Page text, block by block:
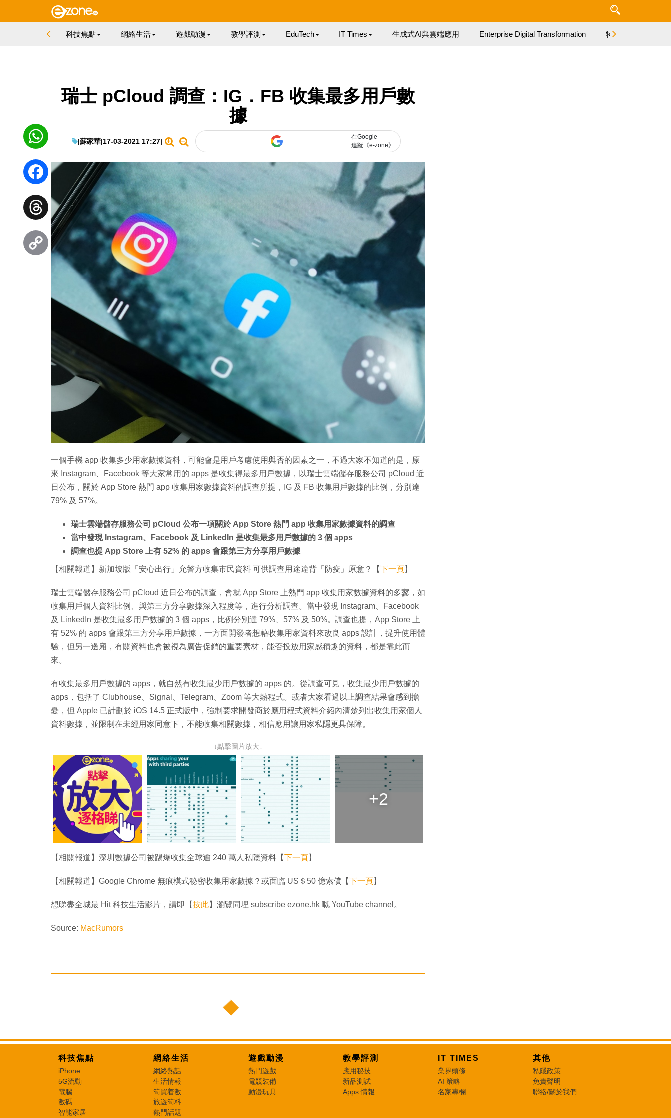
科技焦點 網絡生活 遊戲動漫 教學評測 EduTech IT Times 生成式AI與雲端應用 Enterprise Digital Transformation 特集
瑞士 pCloud 調查：IG．FB 收集最多用戶數
據
|蘇家華|17-03-2021 17:27|
在Google
追蹤《e-zone》
一個手機 app 收集多少用家數據資料，可能會是用戶考慮使用與否的因素之一，不過大家不知道的是，原
來 Instagram、Facebook 等大家常用的 apps 是收集得最多用戶數據，以瑞士雲端儲存服務公司 pCloud 近
日公布，關於 App Store 熱門 app 收集用家數據資料的調查所提，IG 及 FB 收集用戶數據的比例，分別達
79% 及 57%。
瑞士雲端儲存服務公司 pCloud 公布一項關於 App Store 熱門 app 收集用家數據資料的調查
當中發現 Instagram、Facebook 及 LinkedIn 是收集最多用戶數據的 3 個 apps
調查也提 App Store 上有 52% 的 apps 會跟第三方分享用戶數據
【相關報道】新加坡版「安心出行」允警方收集市民資料 可供調查用途違背「防疫」原意？【下一頁】
瑞士雲端儲存服務公司 pCloud 近日公布的調查，會就 App Store 上熱門 app 收集用家數據資料的多寥，如
收集用戶個人資料比例、與第三方分享數據深入程度等，進行分析調查。當中發現 Instagram、Facebook
及 LinkedIn 是收集最多用戶數據的 3 個 apps，比例分別達 79%、57% 及 50%。調查也提，App Store 上
有 52% 的 apps 會跟第三方分享用戶數據，一方面開發者想藉收集用家資料來改良 apps 設計，提升使用體
驗，但另一邊廂，有關資料也會被視為廣告促銷的重要素材，能否投放用家感積趣的資料，都是靠此而
來。
有收集最多用戶數據的 apps，就自然有收集最少用戶數據的 apps 的。從調查可見，收集最少用戶數據的
apps，包括了 Clubhouse、Signal、Telegram、Zoom 等大熱程式。或者大家看過以上調查結果會感到擔
憂，但 Apple 已計劃於 iOS 14.5 正式版中，強制要求開發商於應用程式資料介紹內清楚列出收集用家個人
資料數據，並限制在未經用家同意下，不能收集相關數據，相信應用讓用家私隱更具保障。
↓點擊圖片放大↓
+2
【相關報道】深圳數據公司被踢爆收集全球逾 240 萬人私隱資料【下一頁】
【相關報道】Google Chrome 無痕模式秘密收集用家數據？或面臨 US＄50 億索償【下一頁】
想睇盡全城最 Hit 科技生活影片，請即【按此】瀏覽同埋 subscribe ezone.hk 嘅 YouTube channel。
Source: MacRumors
WhatsApp
Facebook
Threads
科技焦點
iPhone
5G流動
電腦
數碼
智能家居
網絡生活
網絡熱話
生活情報
筍買着數
旅遊筍料
熱門話題
遊戲動漫
熱門遊戲
電競裝備
動漫玩具
教學評測
應用秘技
新品測試
Apps 情報
IT TIMES
業界頭條
AI 策略
名家專欄
其他
私隱政策
免責聲明
聯絡/關於我們